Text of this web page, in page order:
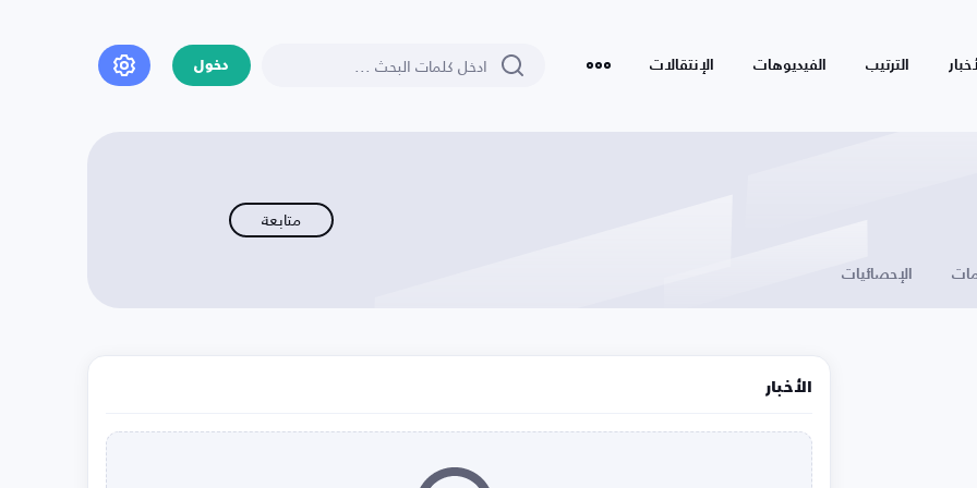
الترتيب الفيديوهات الإنتقالات دخول
متابعة
الإحصائيات
الأخبار